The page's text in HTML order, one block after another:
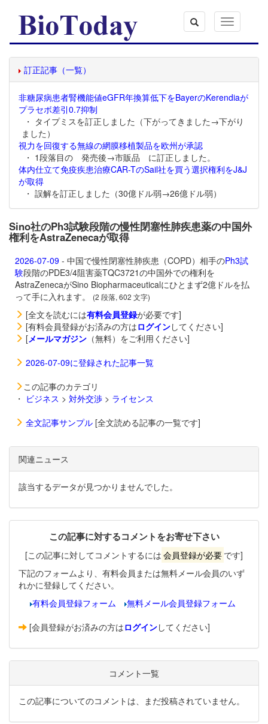
Toggle
navigation
訂正記事（一覧）
非糖尿病患者腎機能値eGFR年換算低下をBayerのKerendiaが
プラセボ差引0.7抑制
・ タイプミスを訂正しました（下がってきました→下がり
ました）
視力を回復する無線の網膜移植製品を欧州が承認
・ 1段落目の 発売後→市販品 に訂正しました。
体内仕立て免疫疾患治療CAR-TのSail社を買う選択権利をJ&J
が取得
・ 誤解を訂正しました（30億ドル弱→26億ドル弱）
Sino社のPh3試験段階の慢性閉塞性肺疾患薬の中国外
権利をAstraZenecaが取得
2026-07-09 - 中国で慢性閉塞性肺疾患（COPD）相手のPh3試
験段階のPDE3/4阻害薬TQC3721の中国外での権利を
AstraZenecaがSino Biopharmaceuticalにひとまず2億ドルを払
って手に入れます。
(2 段落, 602 文字)
[全文を読むには有料会員登録が必要です]
[有料会員登録がお済みの方はログインしてください]
[メールマガジン （無料）をご利用ください]
2026-07-09に登録された記事一覧
この記事のカテゴリ
・ ビジネス > 対外交渉 > ライセンス
全文記事サンプル [全文読める記事の一覧です]
関連ニュース
該当するデータが見つかりませんでした。
この記事に対するコメントをお寄せ下さい
[この記事に対してコメントするには 会員登録が必要 です]
下記のフォームより、有料会員または無料メール会員のいず
れかに登録してください。
有料会員登録フォーム
無料メール会員登録フォーム
[会員登録がお済みの方はログインしてください]
コメント一覧
この記事についてのコメントは、まだ投稿されていません。